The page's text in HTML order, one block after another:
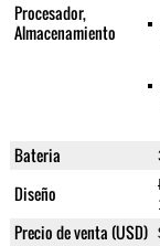
Procesador,
Almacenamiento
Bateria
Diseño
Precio de venta (USD)